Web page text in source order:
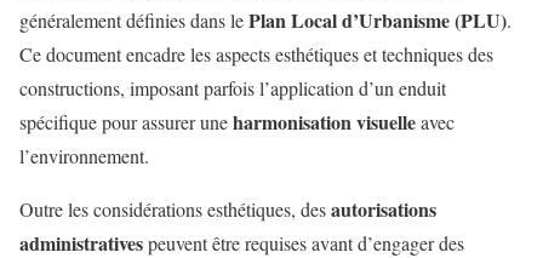
généralement définies dans lePlan Local d’Urbanisme (PLU).
Ce document encadre les aspects esthétiques et techniques des
constructions, imposant parfois l’application d’un enduit
spécifique pour assurer uneharmonisation visuelleavec
l’environnement.
Outre les considérations esthétiques, desautorisations
administrativespeuvent être requises avant d’engager des